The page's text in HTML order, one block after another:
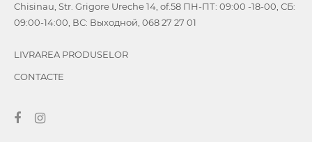
Chisinau, Str. Grigore Ureche 14, of.58 ПН-ПТ: 09:00 -18-00, СБ:
09:00-14:00, ВС: Выходной, 068 27 27 01
LIVRAREA PRODUSELOR
CONTACTE